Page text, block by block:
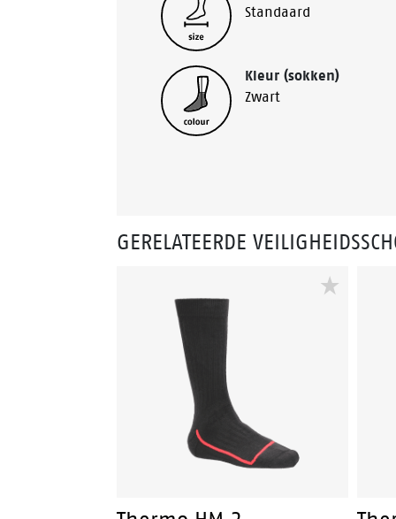
Standaard
Kleur (sokken)
Zwart
GERELATEERDE